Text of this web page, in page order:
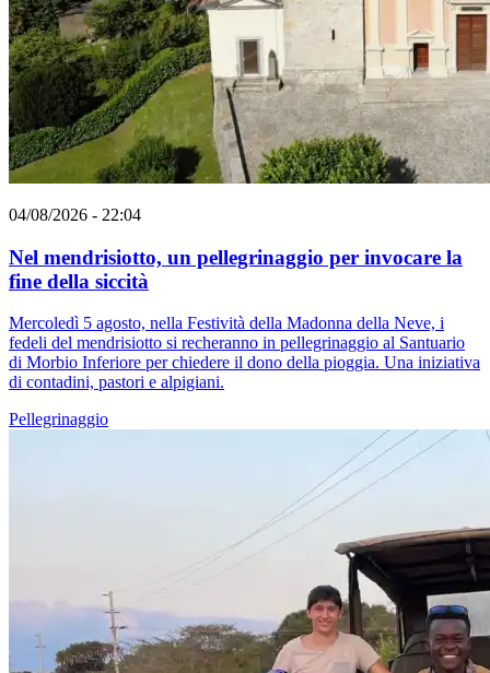
04/08/2026 - 22:04
Nel mendrisiotto, un pellegrinaggio per invocare la
fine della siccità
Mercoledì 5 agosto, nella Festività della Madonna della Neve, i
fedeli del mendrisiotto si recheranno in pellegrinaggio al Santuario
di Morbio Inferiore per chiedere il dono della pioggia. Una iniziativa
di contadini, pastori e alpigiani.
Pellegrinaggio